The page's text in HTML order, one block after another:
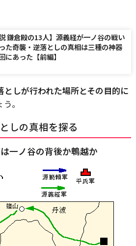
説 鎌倉殿の13人】源義経が一ノ谷の戦い
た奇襲・逆落としの真相は三種の神器
にあった【前編】
としが行われた場所とその目的に
。
しの真相を探る
一ノ谷の背後か鵯越か